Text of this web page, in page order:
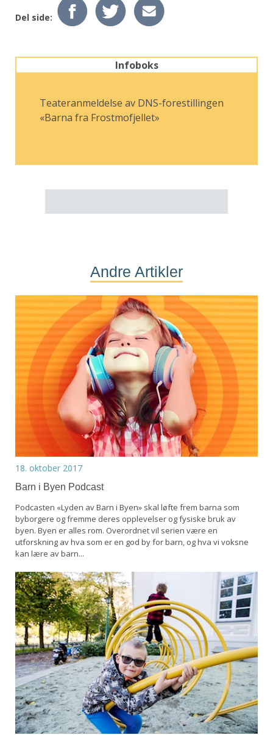
Del side:
Infoboks
Teateranmeldelse av DNS-forestillingen
«Barna fra Frostmofjellet»
Andre Artikler
18. oktober 2017
Barn i Byen Podcast
Podcasten «Lyden av Barn i Byen» skal løfte frem barna som
byborgere og fremme deres opplevelser og fysiske bruk av
byen. Byen er alles rom. Overordnet vil serien være en
utforskning av hva som er en god by for barn, og hva vi voksne
kan lære av barn...